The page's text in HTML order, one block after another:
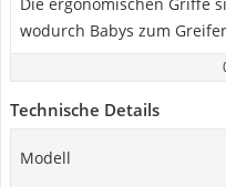
wodurch Babys zum
Technische Details
Modell